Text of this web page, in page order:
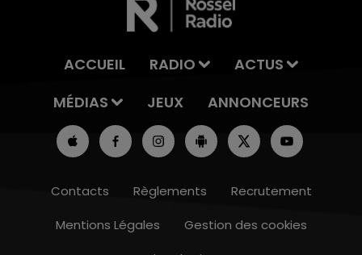
ACCUEIL RADIO
ACTUS
MÉDIAS
JEUX ANNONCEURS
Contacts Règlements
Recrutement
Mentions Légales
Gestion des cookies